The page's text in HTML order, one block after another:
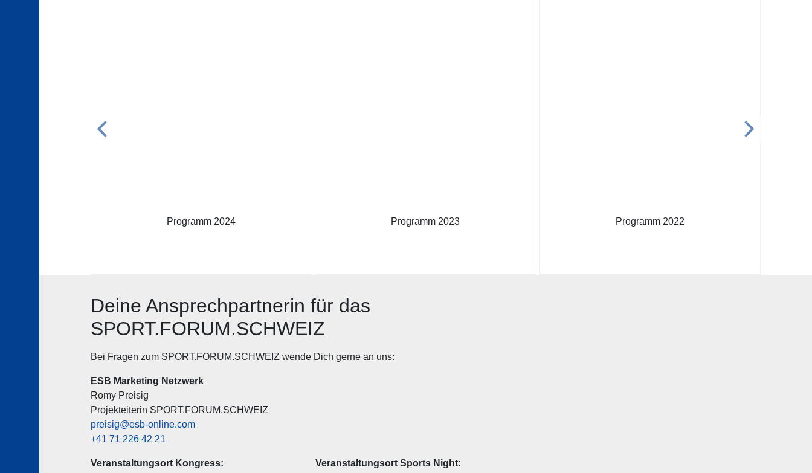
Programm 2024 Programm 2023 Programm 2022
Deine Ansprechpartnerin für das
SPORT.FORUM.SCHWEIZ
Bei Fragen zum SPORT.FORUM.SCHWEIZ wende Dich gerne an uns:
ESB Marketing Netzwerk
Romy Preisig
Projekteiterin SPORT.FORUM.SCHWEIZ
preisig@esb-online.com
+41 71 226 42 21
Veranstaltungsort Kongress:
Veranstaltungsort Sports Night: